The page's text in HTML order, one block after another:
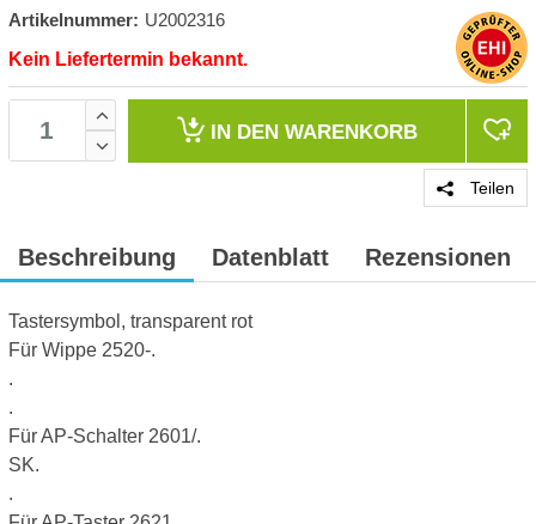
Artikelnummer: U2002316
Kein Liefertermin bekannt.
IN DEN WARENKORB
Teilen
Beschreibung Datenblatt Rezensionen
Tastersymbol, transparent rot
Für Wippe 2520-.
.
.
Für AP-Schalter 2601/.
SK.
.